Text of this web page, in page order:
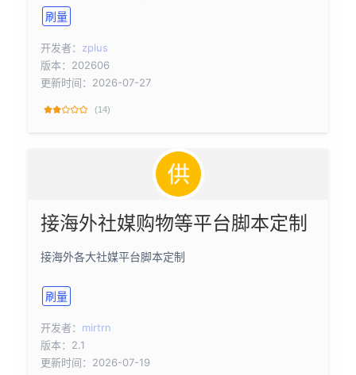
上限。评分低是同行竞争被刷1星，说明确实好用，欢迎
咨询
刷量
开发者： zplus
版本：202606
更新时间：2026-07-27
(14)
接海外社媒购物等平台脚本定制
接海外各大社媒平台脚本定制
刷量
开发者： mirtrn
版本：2.1
更新时间：2026-07-19